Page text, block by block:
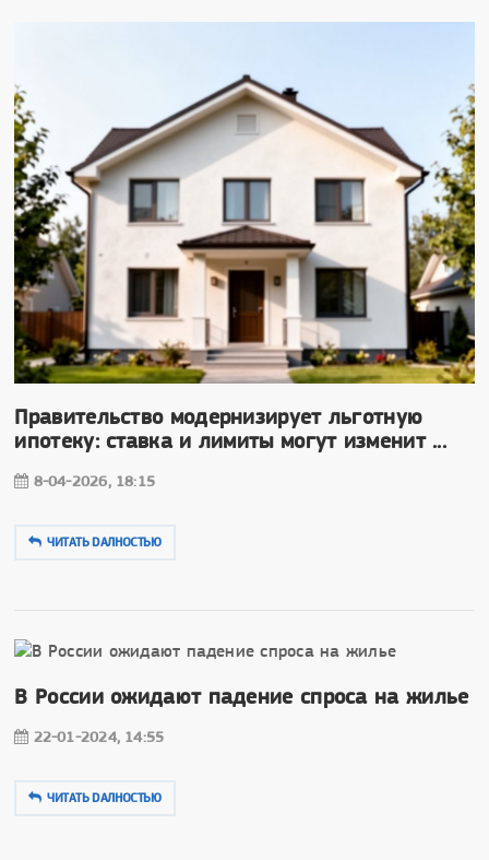
Правительство модернизирует льготную
ипотеку: ставка и лимиты могут изменит ...
8-04-2026, 18:15
ЧИТАТЬ DAЛНОСТЬЮ
В России ожидают падение спроса на жилье
22-01-2024, 14:55
ЧИТАТЬ DAЛНОСТЬЮ